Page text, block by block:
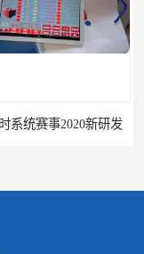
系统赛事2020新研发